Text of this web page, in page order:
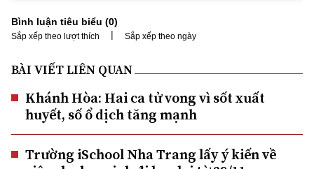
Bình luận tiêu biểu (0)
Sắp xếp theo lượt thích | Sắp xếp theo ngày
BÀI VIẾT LIÊN QUAN
Khánh Hòa: Hai ca tử vong vì sốt xuất
huyết, số ổ dịch tăng mạnh
Trường iSchool Nha Trang lấy ý kiến về